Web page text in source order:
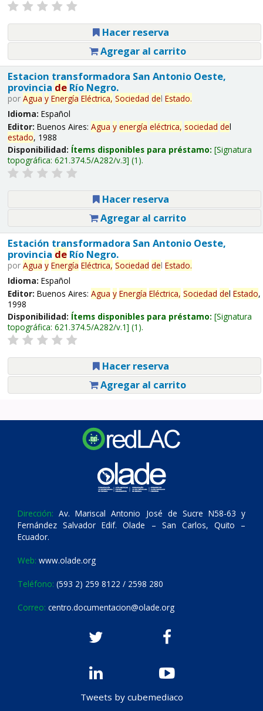
Hacer reserva
Agregar al carrito
Estacion transformadora San Antonio Oeste,
provincia deRío Negro.
por Agua y Energía Eléctrica, Sociedad del Estado.
Idioma: Español
Editor: Buenos Aires: Agua y energía eléctrica, sociedad del
estado, 1988
Disponibilidad: Ítems disponibles para préstamo: Signatura
topográfica: 621.374.5/A282/v.3 (1).
Hacer reserva
Agregar al carrito
Estación transformadora San Antonio Oeste,
provincia deRío Negro.
por Agua y Energía Eléctrica, Sociedad del Estado.
Idioma: Español
Editor: Buenos Aires: Agua y Energía Eléctrica, Sociedad del Estado,
1998
Disponibilidad: Ítems disponibles para préstamo: Signatura
topográfica: 621.374.5/A282/v.1 (1).
Hacer reserva
Agregar al carrito
Dirección: Av. Mariscal Antonio José de Sucre N58-63 y
Fernández Salvador Edif. Olade – San Carlos, Quito –
Ecuador.
Web: www.olade.org
Teléfono: (593 2) 259 8122 / 2598 280
Correo: centro.documentacion@olade.org
Tweets by cubemediaco